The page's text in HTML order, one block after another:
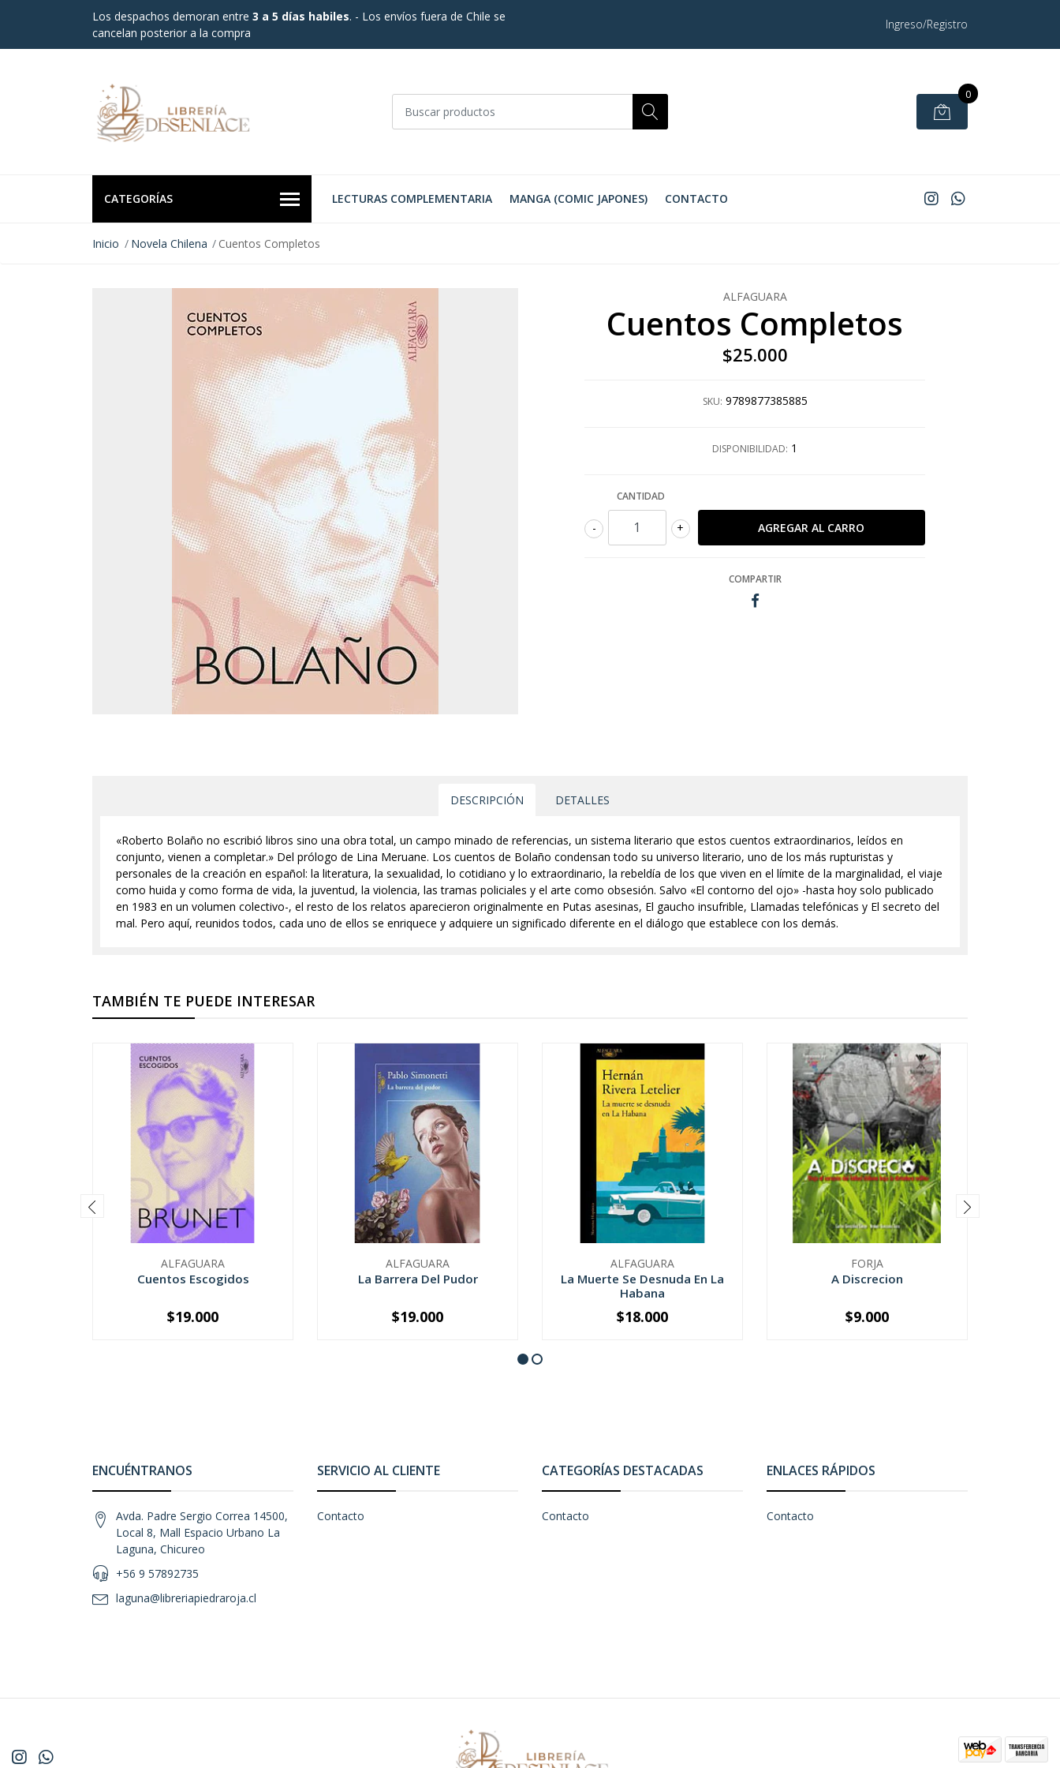
Los despachos demoran entre 3 a 5 días habiles. - Los envíos fuera de Chile se
cancelan posterior a la compra
Ingreso/Registro
0
CATEGORÍAS LECTURAS COMPLEMENTARIA MANGA (COMIC JAPONES) CONTACTO
Inicio Novela Chilena Cuentos Completos
ALFAGUARA
Cuentos Completos
$25.000
SKU: 9789877385885
DISPONIBILIDAD: 1
CANTIDAD
+
-
COMPARTIR
DESCRIPCIÓN DETALLES
«Roberto Bolaño no escribió libros sino una obra total, un campo minado de referencias, un sistema literario que estos cuentos extraordinarios, leídos en
conjunto, vienen a completar.» Del prólogo de Lina Meruane. Los cuentos de Bolaño condensan todo su universo literario, uno de los más rupturistas y
personales de la creación en español: la literatura, la sexualidad, lo cotidiano y lo extraordinario, la rebeldía de los que viven en el límite de la marginalidad, el viaje
como huida y como forma de vida, la juventud, la violencia, las tramas policiales y el arte como obsesión. Salvo «El contorno del ojo» -hasta hoy solo publicado
en 1983 en un volumen colectivo-, el resto de los relatos aparecieron originalmente en Putas asesinas, El gaucho insufrible, Llamadas telefónicas y El secreto del
mal. Pero aquí, reunidos todos, cada uno de ellos se enriquece y adquiere un significado diferente en el diálogo que establece con los demás.
TAMBIÉN TE PUEDE INTERESAR
ALFAGUARA
Cuentos Escogidos
+
$19.000
ALFAGUARA
La Barrera Del Pudor
+
$19.000
ALFAGUARA
La Muerte Se Desnuda En La
Habana
+
$18.000
FORJA
A Discrecion
+
$9.000
ENCUÉNTRANOS
Avda. Padre Sergio Correa 14500,
Local 8, Mall Espacio Urbano La
Laguna, Chicureo
+56 9 57892735
laguna@libreriapiedraroja.cl
SERVICIO AL CLIENTE
Contacto
CATEGORÍAS DESTACADAS
Contacto
ENLACES RÁPIDOS
Contacto